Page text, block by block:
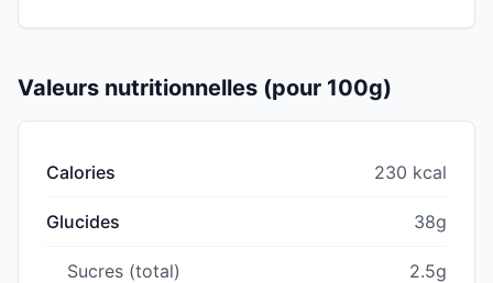
Valeurs nutritionnelles (pour 100g)
Calories 230 kcal
Glucides 38g
Sucres (total) 2.5g